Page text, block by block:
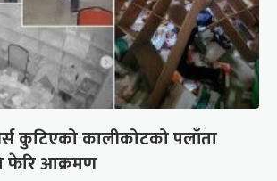
कुटिएको कालीकोटको पलाँता
फेरि आक्रमण